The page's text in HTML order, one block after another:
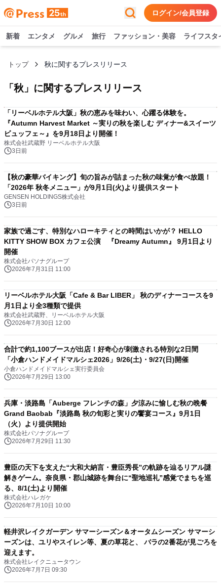
ログイン/会員登録
新着 エンタメ グルメ 旅行 ファッション・美容 ライフスタ
トップ 秋に関するプレスリリース
「 秋 」に関するプレスリリース
「リーベルホテル大阪」秋の恵みを味わい、心躍る体験を。
『Autumn Harvest Market ～実りの秋を楽しむ ディナー&スイーツ
ビュッフェ～』を9月18日より開催！
株式会社武蔵野 リーベルホテル大阪
3日前
【秋の豪華バイキング】旬の旨みが詰まった秋の味覚が食べ放題！
「2026年 秋冬メニュー」が9月1日(火)より提供スタート
GENSEN HOLDINGS株式会社
3日前
家族で過ごす、特別なハローキティとの時間はいかが？ HELLO
KITTY SHOW BOX カフェ公演 『Dreamy Autumn』 9月1日より
開催
株式会社パソナグループ
2026年7月31日 11:00
リーベルホテル大阪「Cafe & Bar LIBER」 秋のディナーコースを9
月1日より全3種類で提供
株式会社武蔵野、リーベルホテル大阪
2026年7月30日 12:00
合計で約1,100ブースが出店！好奇心が刺激される特別な2日間
「小倉ハンドメイドマルシェ2026」9/26(土)・9/27(日)開催
小倉ハンドメイドマルシェ実行委員会
2026年7月29日 13:00
兵庫・淡路島「Auberge フレンチの森」夕涼みに愉しむ秋の晩餐
Grand Baobab『淡路島 秋の旬彩と実りの饗宴コース』9月1日
（火）より提供開始
株式会社パソナグループ
2026年7月29日 11:30
豊⾂の天下を⽀えた“⼤和⼤納⾔・豊⾂秀⻑”の軌跡を辿るリアル謎
解きゲーム。奈良県・郡⼭城跡を舞台に“聖地巡礼”感覚でまちを巡
る、8/1(⼟)より開催
株式会社ハレガケ
2026年7月10日 10:00
軽井沢レイクガーデン サマーシーズン＆オータムシーズン サマーシ
ーズンは、ユリやスイレン等、夏の草花と、 バラの2番花が見ごろを
迎えます。
株式会社レイクニュータウン
2026年7月7日 09:30